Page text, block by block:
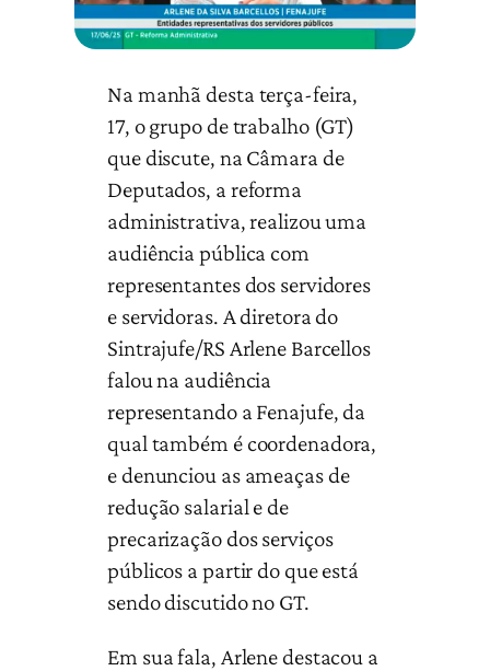
Na manhã desta terça-feira,
17, o grupo de trabalho (GT)
que discute, na Câmara de
Deputados, a reforma
administrativa, realizou uma
audiência pública com
representantes dos servidores
e servidoras. A diretora do
Sintrajufe/RS Arlene Barcellos
falou na audiência
representando a Fenajufe, da
qual também é coordenadora,
e denunciou as ameaças de
redução salarial e de
precarização dos serviços
públicos a partir do que está
sendo discutido no GT.
Em sua fala, Arlene destacou a